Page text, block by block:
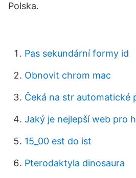
Polska.
Pas sekundární formy id
Obnovit chrom mac
Čeká na str automatické
Jaký je nejlepší web pro
15_00 est do ist
Pterodaktyla dinosaura